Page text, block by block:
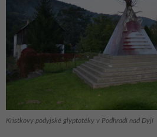
Kristkovy podyjské glyptotéky v Podhradí nad Dyjí